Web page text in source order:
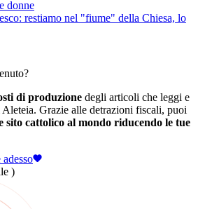
donne
restiamo nel "fiume" della Chiesa, lo
di produzione degli articoli che leggi e
Grazie alle detrazioni fiscali, puoi
sito cattolico al mondo riducendo le tue
)